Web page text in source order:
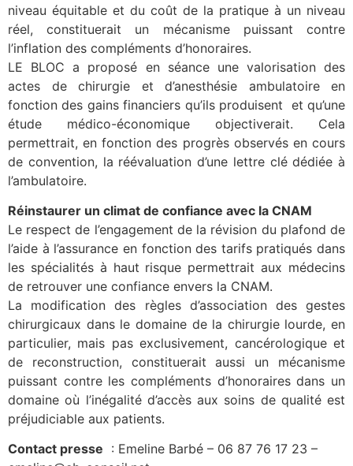
niveau équitable et du coût de la pratique à un niveau
réel, constituerait un mécanisme puissant contre
l’inflation des compléments d’honoraires.
LE BLOC a proposé en séance une valorisation des
actes de chirurgie et d’anesthésie ambulatoire en
fonction des gains financiers qu’ils produisent et qu’une
étude médico-économique objectiverait. Cela
permettrait, en fonction des progrès observés en cours
de convention, la réévaluation d’une lettre clé dédiée à
l’ambulatoire.
Réinstaurer un climat de confiance avec la CNAM
Le respect de l’engagement de la révision du plafond de
l’aide à l’assurance en fonction des tarifs pratiqués dans
les spécialités à haut risque permettrait aux médecins
de retrouver une confiance envers la CNAM.
La modification des règles d’association des gestes
chirurgicaux dans le domaine de la chirurgie lourde, en
particulier, mais pas exclusivement, cancérologique et
de reconstruction, constituerait aussi un mécanisme
puissant contre les compléments d’honoraires dans un
domaine où l’inégalité d’accès aux soins de qualité est
préjudiciable aux patients.
Contact presse : Emeline Barbé – 06 87 76 17 23 –